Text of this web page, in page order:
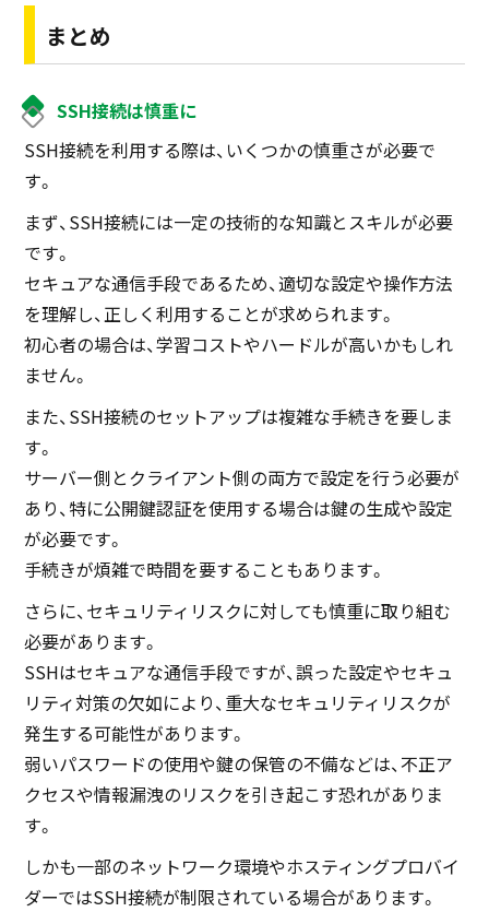
まとめ
SSH接続は慎重に
SSH接続を利用する際は、いくつかの慎重さが必要で
す。
まず、SSH接続には一定の技術的な知識とスキルが必要
です。
セキュアな通信手段であるため、適切な設定や操作方法
を理解し、正しく利用することが求められます。
初心者の場合は、学習コストやハードルが高いかもしれ
ません。
また、SSH接続のセットアップは複雑な手続きを要しま
す。
サーバー側とクライアント側の両方で設定を行う必要が
あり、特に公開鍵認証を使用する場合は鍵の生成や設定
が必要です。
手続きが煩雑で時間を要することもあります。
さらに、セキュリティリスクに対しても慎重に取り組む
必要があります。
SSHはセキュアな通信手段ですが、誤った設定やセキュ
リティ対策の欠如により、重大なセキュリティリスクが
発生する可能性があります。
弱いパスワードの使用や鍵の保管の不備などは、不正ア
クセスや情報漏洩のリスクを引き起こす恐れがありま
す。
しかも一部のネットワーク環境やホスティングプロバイ
ダーではSSH接続が制限されている場合があります。